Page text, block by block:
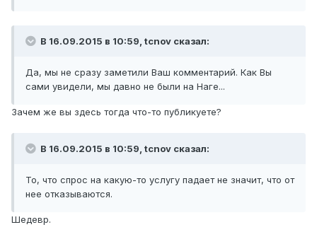
В 16.09.2015 в 10:59, tcnov сказал:
Да, мы не сразу заметили Ваш комментарий. Как Вы
сами увидели, мы давно не были на Наге...
Зачем же вы здесь тогда что-то публикуете?
В 16.09.2015 в 10:59, tcnov сказал:
То, что спрос на какую-то услугу падает не значит, что от
нее отказываются.
Шедевр.